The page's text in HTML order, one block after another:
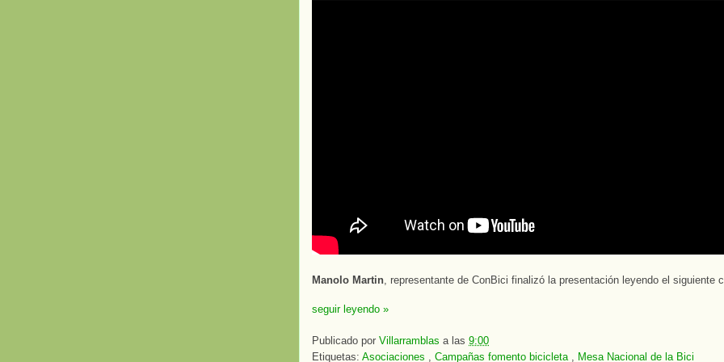
Manolo Martin, representante de ConBici finalizó la presentación leyendo el siguiente
seguir leyendo »
Publicado por Villarramblas a las 9:00
Etiquetas: Asociaciones Campañas fomento bicicleta Mesa Nacional de la Bici